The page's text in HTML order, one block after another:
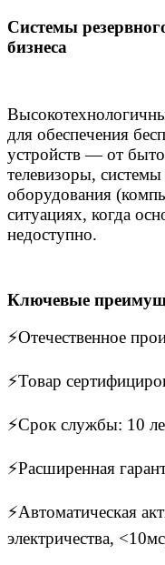
Системы
бизнеса
для обеспечения
устройств — от
телевизоры,
оборудования
ситуациях, когда
недоступно.
Ключевые
⚡Отечественное
⚡Товар
⚡Срок службы: 10
⚡Расширенная
⚡Автоматическая
электричества,